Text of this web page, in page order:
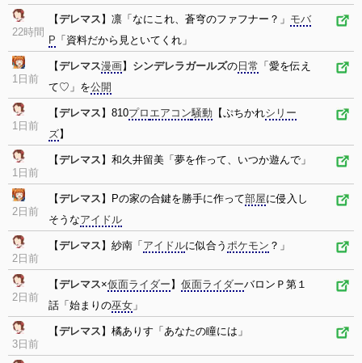
22時間
【デレマス 】凛「なにこれ、蒼穹のファフナー？」 モバ
P 「資料だから見といてくれ」
1日前
【デレマス漫画】 シンデレラガールズの 日常 「愛を伝え
て♡」を公開
1日前
【デレマス 】810プロ エアコン騒動 【ぷちかれシリー
ズ】
1日前
【デレマス 】和久井留美「夢を作って、いつか遊んで」
2日前
【デレマス 】Pの家の合鍵を勝手に作って部屋に侵入し
そうなアイドル
2日前
【デレマス 】紗南「 アイドルに似合う ポケモン ？」
2日前
【デレマス×仮面ライダー 】 仮面ライダーバロンＰ第１
話「始まりの巫女 」
3日前
【デレマス 】橘ありす「あなたの瞳には」